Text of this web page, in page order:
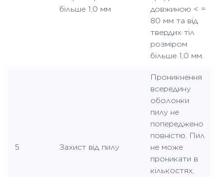
більше 1,0 мм
довжиною < =
80 мм та від
твердих тіл
розміром
більше 1,0 мм.
5 Захист від пилу
Проникнення
всередину
оболонки
пилу не
попереджено
повністю. Пил
не може
проникати в
кількостях,